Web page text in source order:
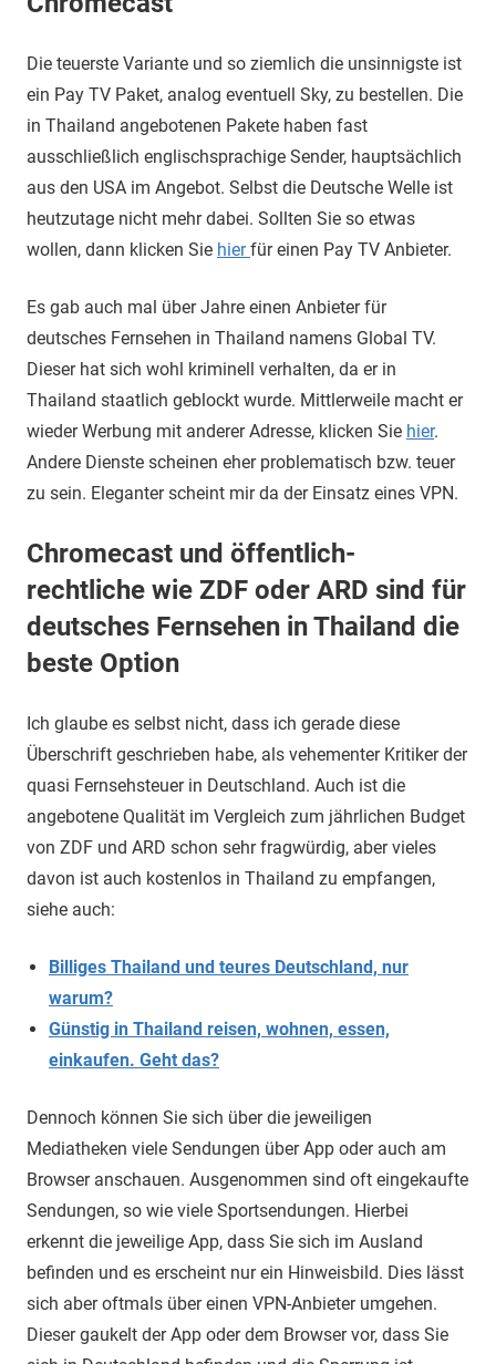
Die teuerste Variante und so ziemlich die unsinnigste ist
ein Pay TV Paket, analog eventuell Sky, zu bestellen. Die
in Thailand angebotenen Pakete haben fast
ausschließlich englischsprachige Sender, hauptsächlich
aus den USA im Angebot. Selbst die Deutsche Welle ist
heutzutage nicht mehr dabei. Sollten Sie so etwas
wollen, dann klicken Sie hierfür einen Pay TV Anbieter.
Es gab auch mal über Jahre einen Anbieter für
deutsches Fernsehen in Thailand namens Global TV.
Dieser hat sich wohl kriminell verhalten, da er in
Thailand staatlich geblockt wurde. Mittlerweile macht er
wieder Werbung mit anderer Adresse, klicken Sie hier.
Andere Dienste scheinen eher problematisch bzw. teuer
zu sein. Eleganter scheint mir da der Einsatz eines VPN.
Chromecast und öffentlich-
rechtliche wie ZDF oder ARD sind für
deutsches Fernsehen in Thailand die
beste Option
Ich glaube es selbst nicht, dass ich gerade diese
Überschrift geschrieben habe, als vehementer Kritiker der
quasi Fernsehsteuer in Deutschland. Auch ist die
angebotene Qualität im Vergleich zum jährlichen Budget
von ZDF und ARD schon sehr fragwürdig, aber vieles
davon ist auch kostenlos in Thailand zu empfangen,
siehe auch:
Billiges Thailand und teures Deutschland, nur
warum?
Günstig in Thailand reisen, wohnen, essen,
einkaufen. Geht das?
Dennoch können Sie sich über die jeweiligen
Mediatheken viele Sendungen über App oder auch am
Browser anschauen. Ausgenommen sind oft eingekaufte
Sendungen, so wie viele Sportsendungen. Hierbei
erkennt die jeweilige App, dass Sie sich im Ausland
befinden und es erscheint nur ein Hinweisbild. Dies lässt
sich aber oftmals über einen VPN-Anbieter umgehen.
Dieser gaukelt der App oder dem Browser vor, dass Sie